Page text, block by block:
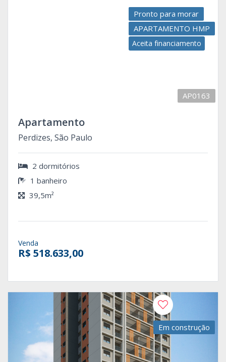
Pronto para morar
APARTAMENTO HMP
Aceita financiamento
AP0163
Apartamento
Perdizes, São Paulo
2 dormitórios
1 banheiro
39,5m²
Venda
R$ 518.633,00
Em construção